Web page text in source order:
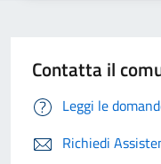
Contatta il
Leggi le
Richiedi